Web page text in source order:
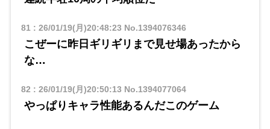
81: 26/01/19(月)20:48:23 No.1394076346
こぜーに昨日ギリギリまで見せ場あったから
な…
82 : 26/01/19(月)20:50:13 No.1394077064
やっぱりキャラ性能あるんだこのゲーム